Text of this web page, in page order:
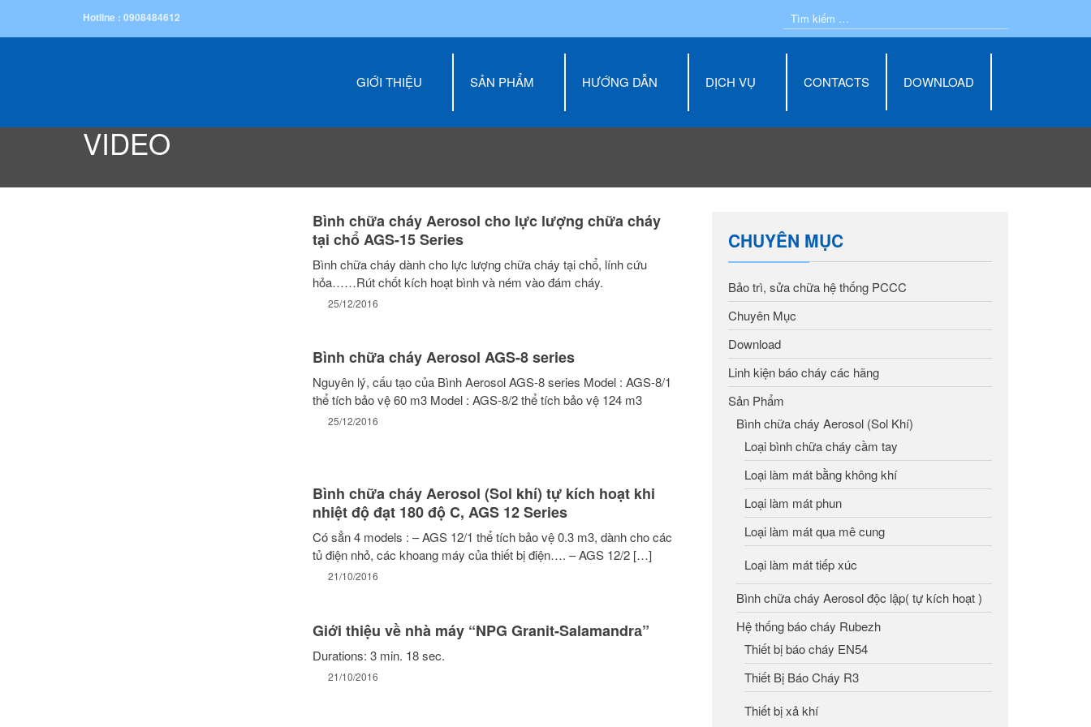
Hotline : 0908484612
GIỚI THIỆU SẢN PHẨM HƯỚNG DẪN DỊCH VỤ CONTACTS DOWNLOAD
VIDEO
Bình chữa cháy Aerosol cho lực lượng chữa cháy
tại chổ AGS-15 Series
Bình chữa cháy dành cho lực lượng chữa cháy tại chổ, lính cứu
hỏa……Rút chốt kích hoạt bình và ném vào đám cháy.
25/12/2016
Bình chữa cháy Aerosol AGS-8 series
Nguyên lý, cấu tạo của Bình Aerosol AGS-8 series Model : AGS-8/1
thể tích bảo vệ 60 m3 Model : AGS-8/2 thể tích bảo vệ 124 m3
25/12/2016
Bình chữa cháy Aerosol (Sol khí) tự kích hoạt khi
nhiệt độ đạt 180 độ C, AGS 12 Series
Có sẳn 4 models : – AGS 12/1 thể tích bảo vệ 0.3 m3, dành cho các
tủ điện nhỏ, các khoang máy của thiết bị điện…. – AGS 12/2 […]
21/10/2016
Giới thiệu về nhà máy “NPG Granit-Salamandrа”
Durations: 3 min. 18 sec.
21/10/2016
CHUYÊN MỤC
Bảo trì, sửa chữa hệ thống PCCC
Chuyên Mục
Download
Linh kiện báo cháy các hãng
Sản Phẩm
Bình chữa cháy Aerosol (Sol Khí)
Loại bình chữa cháy cầm tay
Loại làm mát bằng không khí
Loại làm mát phun
Loại làm mát qua mê cung
Loại làm mát tiếp xúc
Bình chữa cháy Aerosol độc lập( tự kích hoạt )
Hệ thống báo cháy Rubezh
Thiết bị báo cháy EN54
Thiết Bị Báo Cháy R3
Thiết bị xả khí